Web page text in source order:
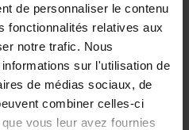
de personnaliser le contenu
fonctionnalités relatives aux
notre trafic. Nous
sur l'utilisation de
de médias sociaux, de
combiner celles-ci
vous leur avez fournies
qualité
en BeNeLux
montage professionnel gratuit
ont été développées